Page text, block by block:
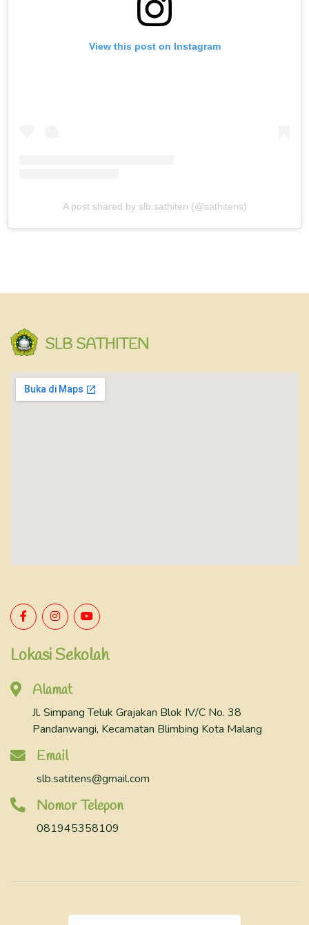
View this post on Instagram
A post shared by slb.sathiten (@sathitens)
SLB SATHITEN
Lokasi Sekolah
Alamat
Jl. Simpang Teluk Grajakan Blok IV/C No. 38
Pandanwangi, Kecamatan Blimbing Kota Malang
Email
slb.satitens@gmail.com
Nomor Telepon
081945358109